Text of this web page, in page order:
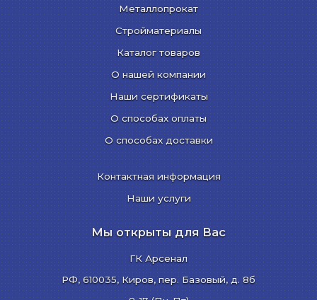
Металлопрокат
Стройматериалы
Каталог товаров
О нашей компании
Наши сертификаты
О способах оплаты
О способах доставки
Контактная информация
Наши услуги
Мы открыты для Вас
ГК Арсенал
РФ, 610035, Киров, пер. Базовый, д. 8б